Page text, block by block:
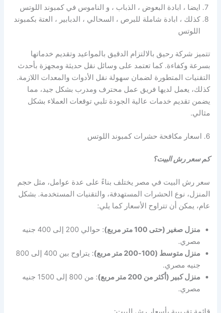
ايضا ، ابادة البعوض ، الذباب ، و الناموس في كمبوند اللوتس
كذلك ، ابادة شاملة للبرص ، السحالي ، الدبابير ، العتة بكمبوند
اللوتس
تتميز شركة رحيق بالالتزام الدقيق بالمواعيد وتقديم خدماتها
بسرعة وكفاءة. كما تعتمد على وسائل نقل حديثة ومجهزة بأحدث
التقنيات المتطورة لضمان سهولة نقل الأدوات والمعدات اللازمة.
كذلك، يعمل لديها فريق عمل محترف ومدرب بشكل جيد، مما
يضمن تقديم خدمات عالية الجودة تلبي توقعات العملاء بشكل
مثالي.
6. اسعار مكافحة حشرات كمبوند اللوتس
كم سعر رش البيت؟
سعر رش البيت في مصر يختلف بناءً على عدة عوامل، مثل حجم
المنزل، نوع الحشرات المستهدفة، والتقنيات المستخدمة. بشكل
عام، يمكن أن تتراوح الأسعار كما يلي:
منزل صغير (حتى 100 متر مربع)
: حوالي 200 إلى 400 جنيه
مصري.
منزل متوسط (100-200 متر مربع)
: يتراوح بين 400 إلى 800
جنيه مصري.
منزل كبير (أكثر من 200 متر مربع)
: من 800 إلى 1500 جنيه
مصري.